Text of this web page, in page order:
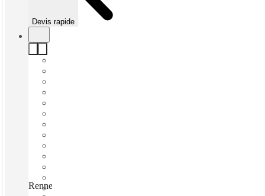
Devis rapide
Rennes HQ Atalante Champeaux, Rennes, 35000